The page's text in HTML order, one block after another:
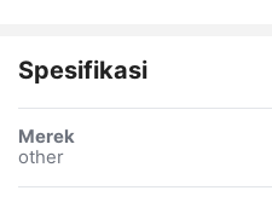
Spesifikasi
Merek
other